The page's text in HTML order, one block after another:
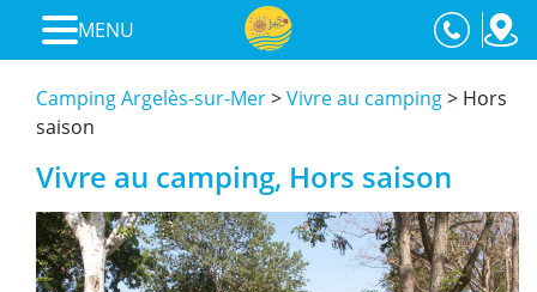
MENU
Camping Argelès-sur-Mer>Vivre au camping> Hors
saison
Vivre au camping, Hors saison